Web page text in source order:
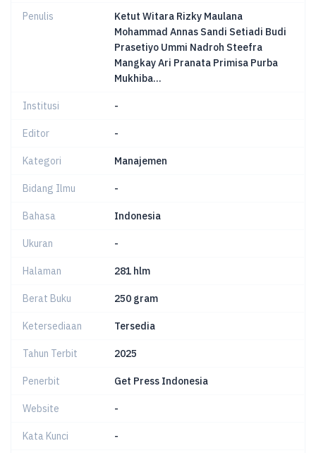
Penulis
Ketut Witara Rizky Maulana
Mohammad Annas Sandi Setiadi Budi
Prasetiyo Ummi Nadroh Steefra
Mangkay Ari Pranata Primisa Purba
Mukhiba...
Institusi -
Editor -
Kategori Manajemen
Bidang Ilmu -
Bahasa Indonesia
Ukuran -
Halaman 281 hlm
Berat Buku 250 gram
Ketersediaan Tersedia
Tahun Terbit 2025
Penerbit Get Press Indonesia
Website -
Kata Kunci -